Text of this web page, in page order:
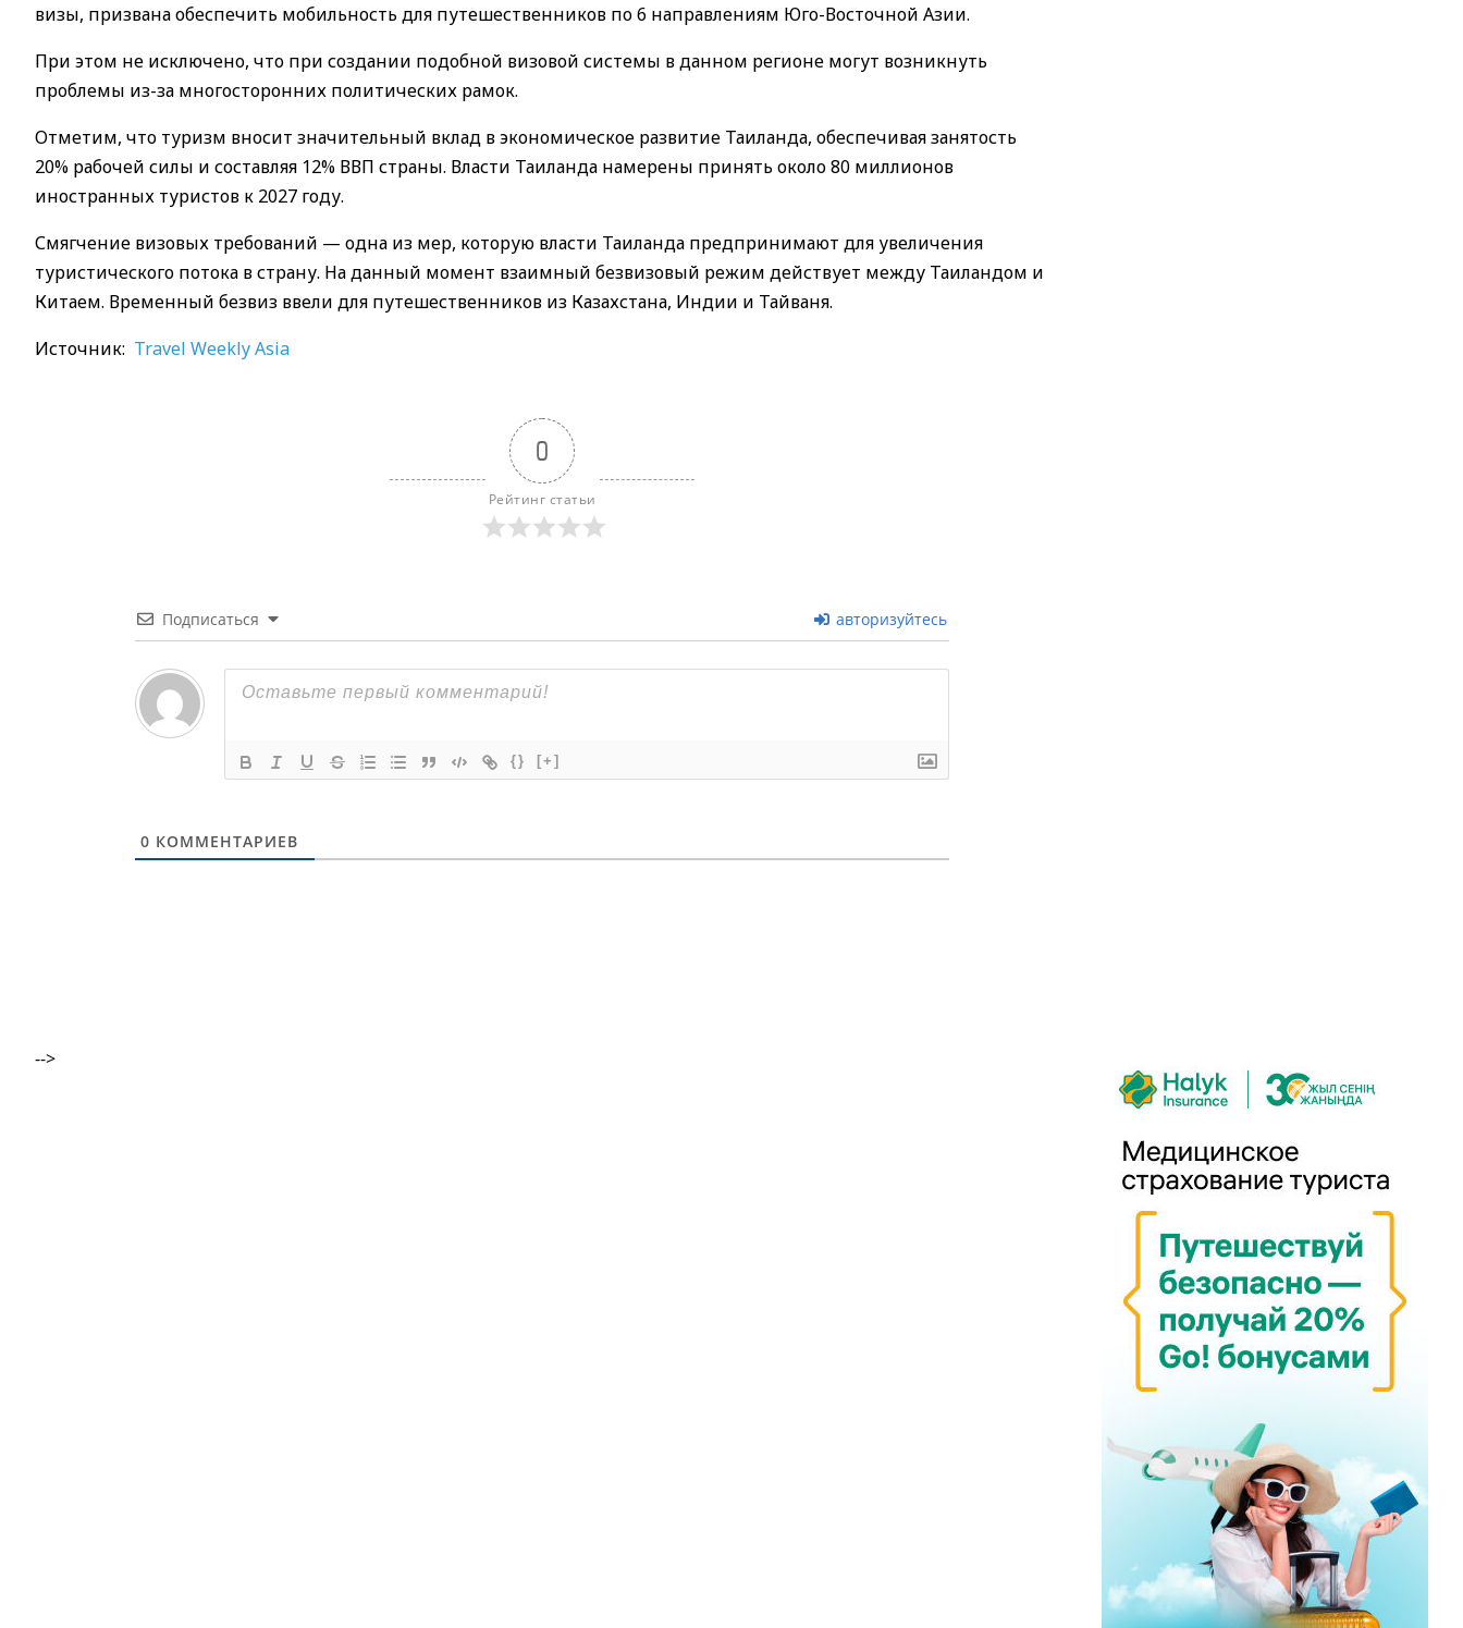
визы, призвана обеспечить мобильность для путешественников по 6 направлениям Юго-Восточной Азии.
При этом не исключено, что при создании подобной визовой системы в данном регионе могут возникнуть
проблемы из-за многосторонних политических рамок.
Отметим, что туризм вносит значительный вклад в экономическое развитие Таиланда, обеспечивая занятость
20% рабочей силы и составляя 12% ВВП страны. Власти Таиланда намерены принять около 80 миллионов
иностранных туристов к 2027 году.
Смягчение визовых требований — одна из мер, которую власти Таиланда предпринимают для увеличения
туристического потока в страну. На данный момент взаимный безвизовый режим действует между Таиландом и
Китаем. Временный безвиз ввели для путешественников из Казахстана, Индии и Тайваня.
Источник: Travel Weekly Asia
0
Рейтинг статьи
Подписаться авторизуйтесь
{} [+]
0 КОММЕНТАРИЕВ
-->